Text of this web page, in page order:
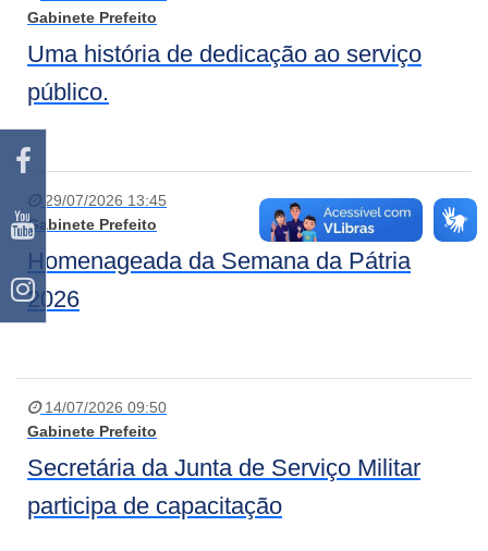
Gabinete Prefeito
Uma história de dedicação ao serviço
público.
29/07/2026 13:45
Gabinete Prefeito
Homenageada da Semana da Pátria
2026
14/07/2026 09:50
Gabinete Prefeito
Secretária da Junta de Serviço Militar
participa de capacitação